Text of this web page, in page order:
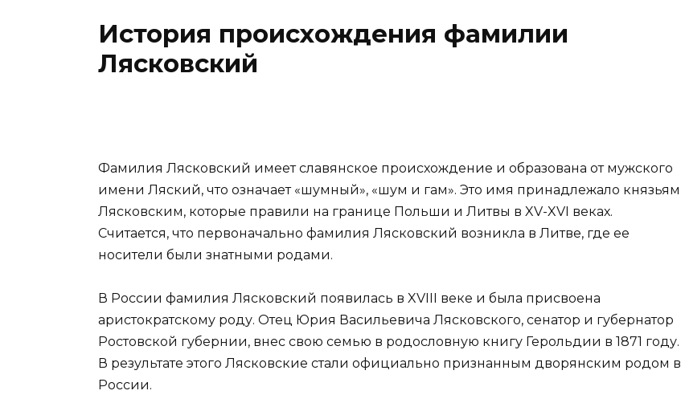
История происхождения фамилии
Лясковский
Фамилия Лясковский имеет славянское происхождение и образована от мужского
имени Ляский, что означает «шумный», «шум и гам». Это имя принадлежало князьям
Лясковским, которые правили на границе Польши и Литвы в XV-XVI веках.
Считается, что первоначально фамилия Лясковский возникла в Литве, где ее
носители были знатными родами.
В России фамилия Лясковский появилась в XVIII веке и была присвоена
аристократскому роду. Отец Юрия Васильевича Лясковского, сенатор и губернатор
Ростовской губернии, внес свою семью в родословную книгу Герольдии в 1871 году.
В результате этого Лясковские стали официально признанным дворянским родом в
России.